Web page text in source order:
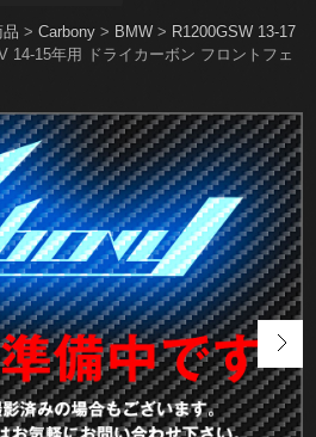
品 >Carbony > BMW > R1200GSW 13-17
14-15年用 ドライカーボン フロントフェ